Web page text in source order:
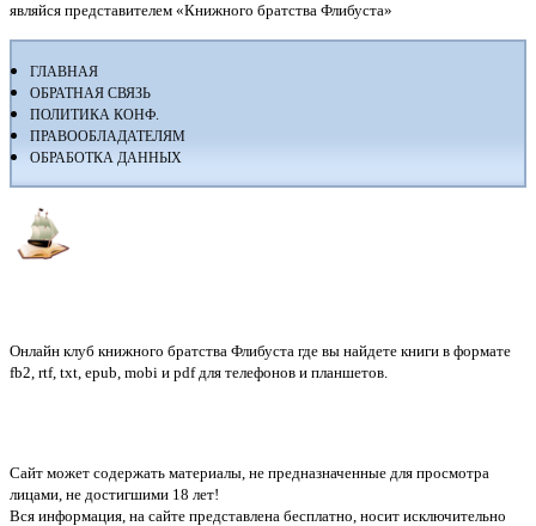
являйся представителем «Книжного братства Флибуста»
ГЛАВНАЯ
ОБРАТНАЯ СВЯЗЬ
ПОЛИТИКА КОНФ.
ПРАВООБЛАДАТЕЛЯМ
ОБРАБОТКА ДАННЫХ
Онлайн клуб книжного братства Флибуста где вы найдете книги в формате
fb2, rtf, txt, epub, mobi и pdf для телефонов и планшетов.
Сайт может содержать материалы, не предназначенные для просмотра
лицами, не достигшими 18 лет!
Вся информация, на сайте представлена бесплатно, носит исключительно